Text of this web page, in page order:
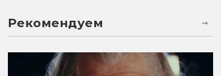
Рекомендуем